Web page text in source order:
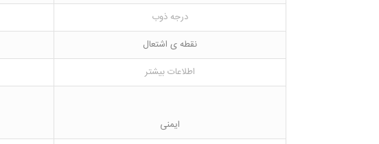
درجه ذوب
نقطه ی اشتعال
اطلاعات بیشتر
ایمنی